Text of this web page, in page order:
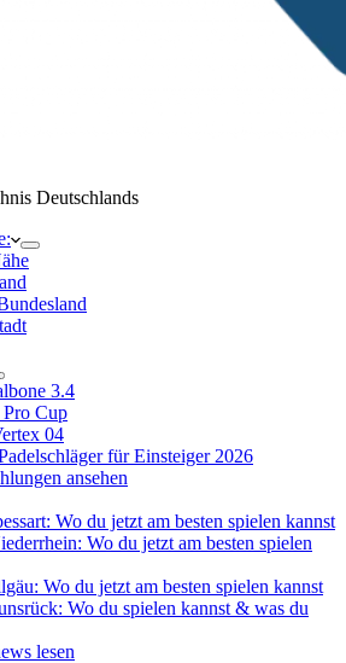
Deutschlands
3.4
Cup
04
für Einsteiger 2026
ansehen
Wo du jetzt am besten spielen kannst
Wo du jetzt am besten spielen
Wo du jetzt am besten spielen kannst
Wo du spielen kannst & was du
lesen